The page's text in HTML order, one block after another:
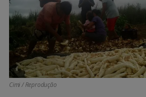
Cimi / Reprodução